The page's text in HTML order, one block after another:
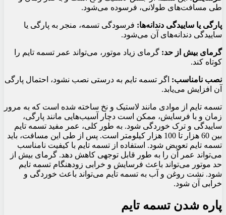
طی مسافت‌های طولانی، فرسوده می‌شود.
پارگی یا ساییدگی دندانه‌ها: فرسودگی تسمه، منجر به پارگی یا
ساییدگی دندانه‌های آن می‌شود.
گرمای بیش از حد: گرمای زیاد موتور، می‌تواند عمر تسمه تایم را
کوتاه کند.
نصب نامناسب: اگر تسمه تایم به درستی نصب نشود، احتمال پارگی
آن افزایش می‌یابد.
تسمه تایم از موادی مانند لاستیک و نخ ساخته شده است که به مرور
زمان و با فرسایش، ممکن است دچار آسیب‌هایی مانند پارگی،
ساییدگی و ترک خوردگی شود. به طور کلی، عمر مفید تسمه تایم
بین 60 هزار تا 100 هزار کیلومتر است. پس از طی این مسافت، باید
تسمه تایم تعویض شود. استفاده از تسمه تایم با کیفیت نامناسب
می‌تواند عمر آن را به طور قابل توجهی کاهش دهد. گرمای بیش از
حد موتور می‌تواند باعث فرسایش و خرابی زودهنگام تسمه تایم
شود. نشت روغن و آب به تسمه تایم می‌تواند باعث خوردگی و
خرابی آن شود.
پاره شدن تسمه تایم